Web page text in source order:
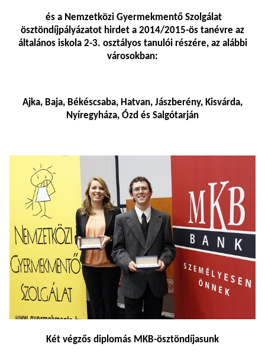
és a Nemzetközi Gyermekmentő Szolgálat
ösztöndíjpályázatot hirdet a 2014/2015-ös tanévre az
általános iskola 2-3. osztályos tanulói részére, az alábbi
városokban:
Ajka, Baja, Békéscsaba, Hatvan, Jászberény, Kisvárda,
Nyíregyháza, Ózd és Salgótarján
Két végzős diplomás MKB-ösztöndíjasunk